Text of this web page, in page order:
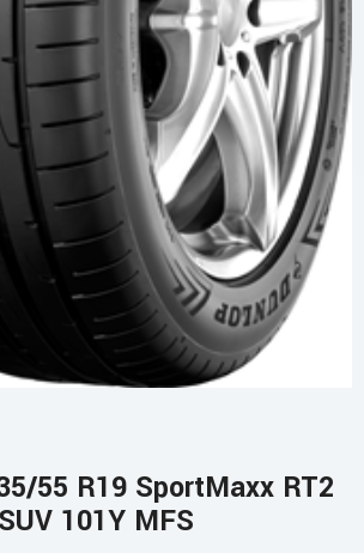
55 R19 SportMaxx RT2
SUV 101Y MFS